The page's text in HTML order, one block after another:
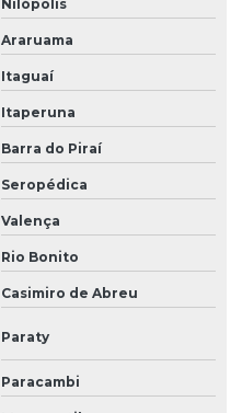
ambiental
Nilópolis
Araruama
Itaguaí
Itaperuna
Barra do Piraí
Seropédica
Valença
Rio Bonito
Casimiro de Abreu
Paraty
Paracambi